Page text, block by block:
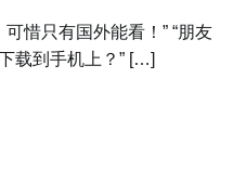
惜只有国外能看！” “朋友
载到手机上？” […]